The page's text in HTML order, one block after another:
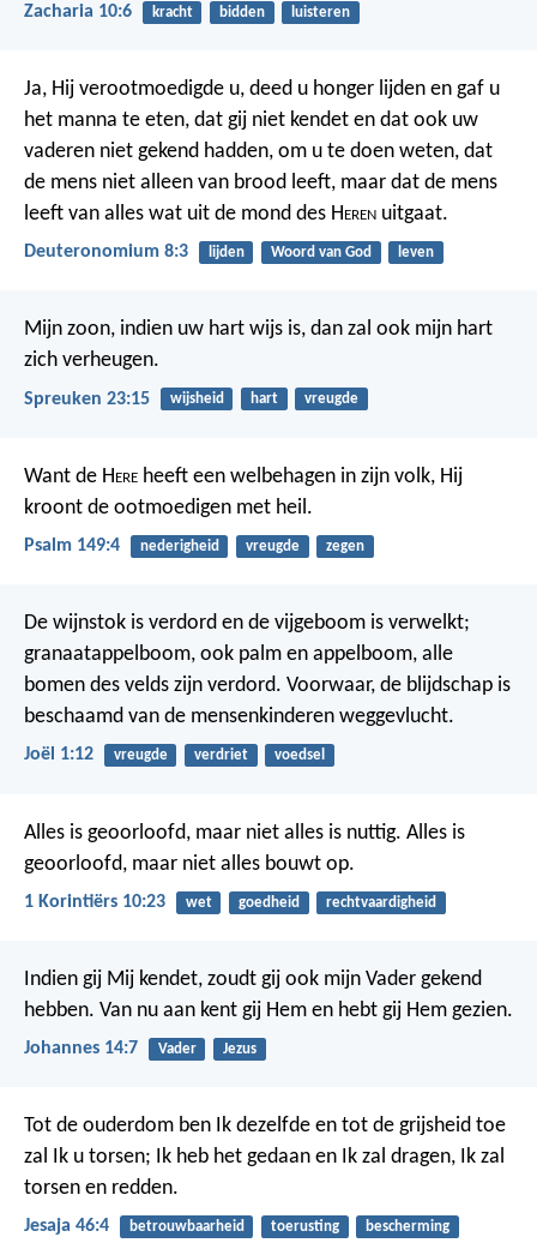
Zacharia 10:6 kracht bidden luisteren
Ja, Hij verootmoedigde u, deed u honger lijden en gaf u
het manna te eten, dat gij niet kendet en dat ook uw
vaderen niet gekend hadden, om u te doen weten, dat
de mens niet alleen van brood leeft, maar dat de mens
leeft van alles wat uit de mond des Heren uitgaat.
Deuteronomium 8:3 lijden Woord van God leven
Mijn zoon, indien uw hart wijs is, dan zal ook mijn hart
zich verheugen.
Spreuken 23:15 wijsheid hart vreugde
Want de Here heeft een welbehagen in zijn volk, Hij
kroont de ootmoedigen met heil.
Psalm 149:4 nederigheid vreugde zegen
De wijnstok is verdord en de vijgeboom is verwelkt;
granaatappelboom, ook palm en appelboom, alle
bomen des velds zijn verdord. Voorwaar, de blijdschap is
beschaamd van de mensenkinderen weggevlucht.
Joël 1:12 vreugde verdriet voedsel
Alles is geoorloofd, maar niet alles is nuttig. Alles is
geoorloofd, maar niet alles bouwt op.
1 Korintiërs 10:23 wet goedheid rechtvaardigheid
Indien gij Mij kendet, zoudt gij ook mijn Vader gekend
hebben. Van nu aan kent gij Hem en hebt gij Hem gezien.
Johannes 14:7 Vader Jezus
Tot de ouderdom ben Ik dezelfde en tot de grijsheid toe
zal Ik u torsen; Ik heb het gedaan en Ik zal dragen, Ik zal
torsen en redden.
Jesaja 46:4 betrouwbaarheid toerusting bescherming